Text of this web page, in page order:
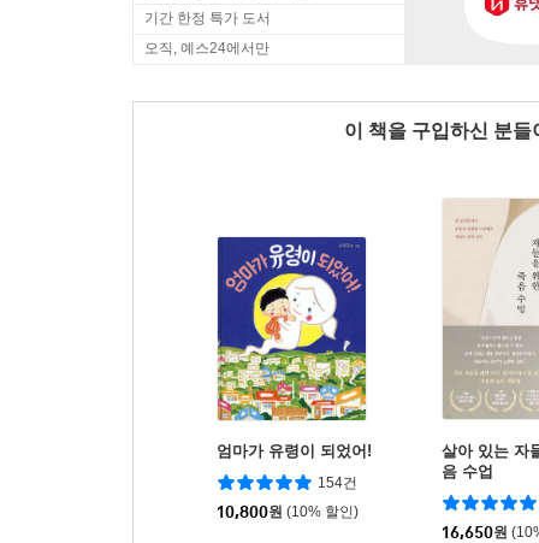
기간 한정 특가 도서
오직, 예스24에서만
이 책을 구입하신 분
엄마가 유령이 되었어!
154건
10,800원 (10% 할인)
살아 있는 자
음 수업
16,650원